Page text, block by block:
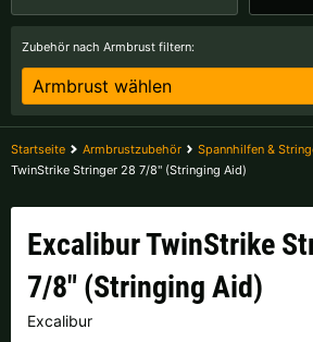
Zubehör nach Armbrust filtern:
Startseite Armbrustzubehör Spannhilfen &
TwinStrike Stringer 28 7/8" (Stringing Aid)
Excalibur TwinStrike
7/8" (Stringing Aid)
Excalibur
Bitte wählen Sie Ihre
Belgien |€
Deutschland |€
Lettland |